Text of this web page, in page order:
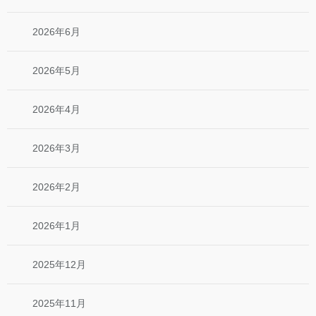
2026年6月
2026年5月
2026年4月
2026年3月
2026年2月
2026年1月
2025年12月
2025年11月